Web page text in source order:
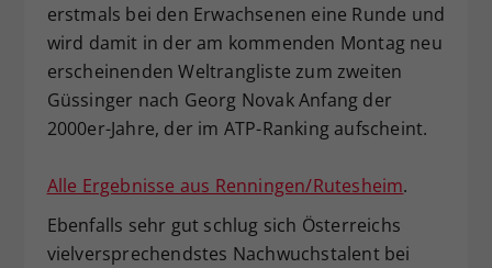
erstmals bei den Erwachsenen eine Runde und
wird damit in der am kommenden Montag neu
erscheinenden Weltrangliste zum zweiten
Güssinger nach Georg Novak Anfang der
2000er-Jahre, der im ATP-Ranking aufscheint.
Alle Ergebnisse aus Renningen/Rutesheim.
Ebenfalls sehr gut schlug sich Österreichs
vielversprechendstes Nachwuchstalent bei